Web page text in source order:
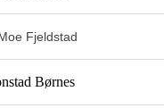
Fjeldstad
Børnes